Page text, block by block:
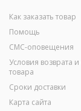
Как заказать товар
Помощь
СМС-оповещения
Условия возврата
товара
Сроки доставки
Карта сайта